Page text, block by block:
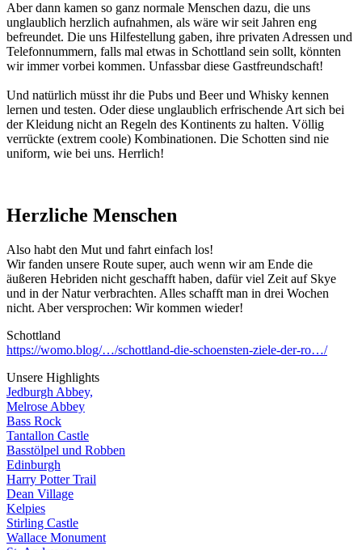
Aber dann kamen so ganz normale Menschen dazu, die uns
unglaublich herzlich aufnahmen, als wäre wir seit Jahren eng
befreundet. Die uns Hilfestellung gaben, ihre privaten Adressen und
Telefonnummern, falls mal etwas in Schottland sein sollt, könnten
wir immer vorbei kommen. Unfassbar diese Gastfreundschaft!
Und natürlich müsst ihr die Pubs und Beer und Whisky kennen
lernen und testen. Oder diese unglaublich erfrischende Art sich bei
der Kleidung nicht an Regeln des Kontinents zu halten. Völlig
verrückte (extrem coole) Kombinationen. Die Schotten sind nie
uniform, wie bei uns. Herrlich!
Herzliche Menschen
Also habt den Mut und fahrt einfach los!
Wir fanden unsere Route super, auch wenn wir am Ende die
äußeren Hebriden nicht geschafft haben, dafür viel Zeit auf Skye
und in der Natur verbrachten. Alles schafft man in drei Wochen
nicht. Aber versprochen: Wir kommen wieder!
Schottland
https://womo.blog/…/schottland-die-schoensten-ziele-der-ro…/
Unsere Highlights
Jedburgh Abbey,
Melrose Abbey
Bass Rock
Tantallon Castle
Basstölpel und Robben
Edinburgh
Harry Potter Trail
Dean Village
Kelpies
Stirling Castle
Wallace Monument